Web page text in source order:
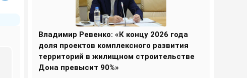
Владимир Ревенко: «К концу 2026 года
доля проектов комплексного развития
территорий в жилищном строительстве
Дона превысит 90%»